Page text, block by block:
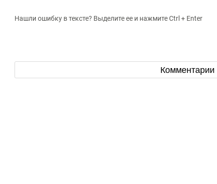
Нашли ошибку в тексте? Выделите ее и нажмите Ctrl + Enter
Комментарии